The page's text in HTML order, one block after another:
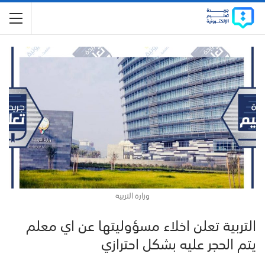
وزارة التربية
التربية تعلن اخلاء مسؤوليتها عن اي معلم
يتم الحجر عليه بشكل احترازي